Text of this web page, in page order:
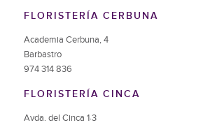
FLORISTERÍA CERBUNA
Academia Cerbuna, 4
Barbastro
974 314 836
FLORISTERÍA CINCA
Avda. del Cinca 1·3